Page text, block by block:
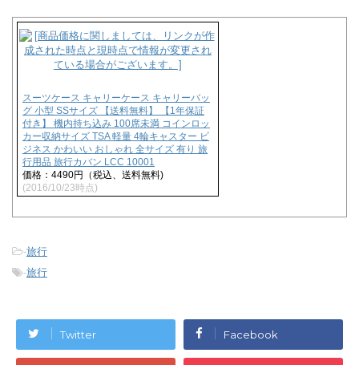
ま
す
)
い
ウ
ィ
ン
ド
ウ
開
き
ま
す
)
スーツケース キャリーケース キャリーバッ
グ 小型 SSサイズ 【送料無料】 【1年保証
付き】 機内持ち込み 100席未満 コインロッ
カー収納サイズ TSA 軽量 4輪キャスター ビ
ジネス かわいい おしゃれ 全サイズ 有り 旅
行用品 旅行カバン LCC 10001
価格：4490円（税込、送料無料)
(2016/10/23時点)
-旅行
-旅行
Twitter Facebook